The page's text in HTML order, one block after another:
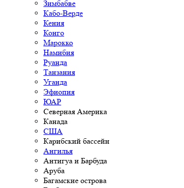
Зимбабве
Кабо-Верде
Кения
Конго
Марокко
Намибия
Руанда
Танзания
Уганда
Эфиопия
ЮАР
Северная Америка
Канада
США
Карибский бассейн
Ангилья
Антигуа и Барбуда
Аруба
Багамские острова